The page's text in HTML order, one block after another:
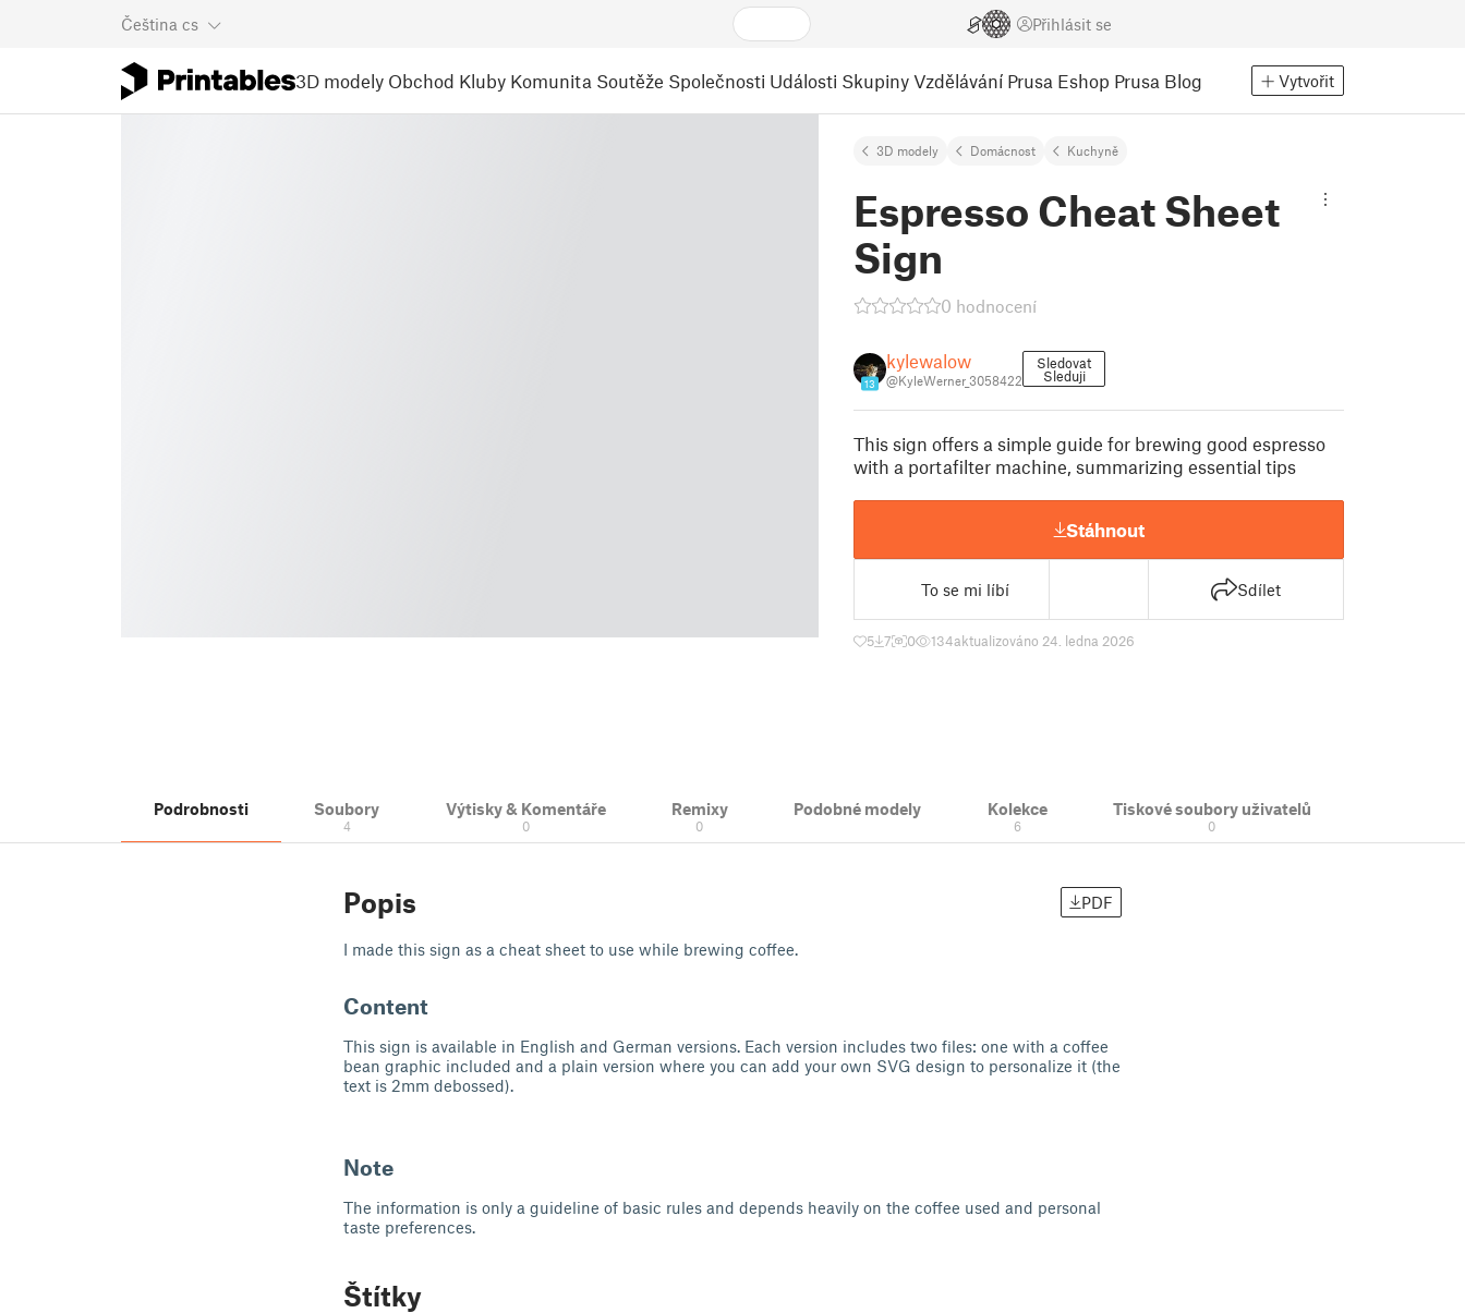
Čeština cs Přihlásit se
3D modely Obchod Kluby Komunita Soutěže Společnosti Události Skupiny Vzdělávání Prusa Eshop Prusa Blog Vytvořit
3D modely Domácnost Kuchyně
Espresso Cheat Sheet
Sign
0 hodnocení
13
kylewalow
@KyleWerner_3058422
Sledovat
Sleduji
This sign offers a simple guide for brewing good espresso
with a portafilter machine, summarizing essential tips
Stáhnout
To se mi líbí Sdílet
5 7 0 134aktualizováno 24. ledna 2026
Podrobnosti Soubory
4
Výtisky & Komentáře
0
Remixy
0
Podobné modely Kolekce
6
Tiskové soubory uživatelů
0
Popis PDF
I made this sign as a cheat sheet to use while brewing coffee.
Content
This sign is available in English and German versions. Each version includes two files: one with a coffee
bean graphic included and a plain version where you can add your own SVG design to personalize it (the
text is 2mm debossed).
Note
The information is only a guideline of basic rules and depends heavily on the coffee used and personal
taste preferences.
Štítky